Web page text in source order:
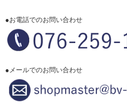
●お電話でのお問い合わせ
●メールでのお問い合わせ